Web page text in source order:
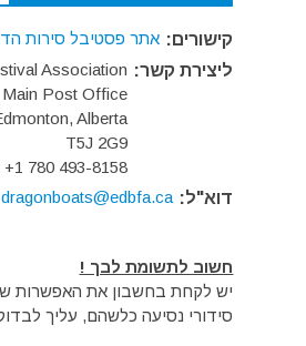
קישורים: אתר פסטיבל סירות
ליצירת קשר: Association
Post Office
Alberta
T5J 2G9
+1 780 493-8158
דוא"ל: dragonboats@edbfa.ca
חשוב לתשומת לבך !
יש לקחת בחשבון את האפשרות
סידורי נסיעה כלשהם, עליך